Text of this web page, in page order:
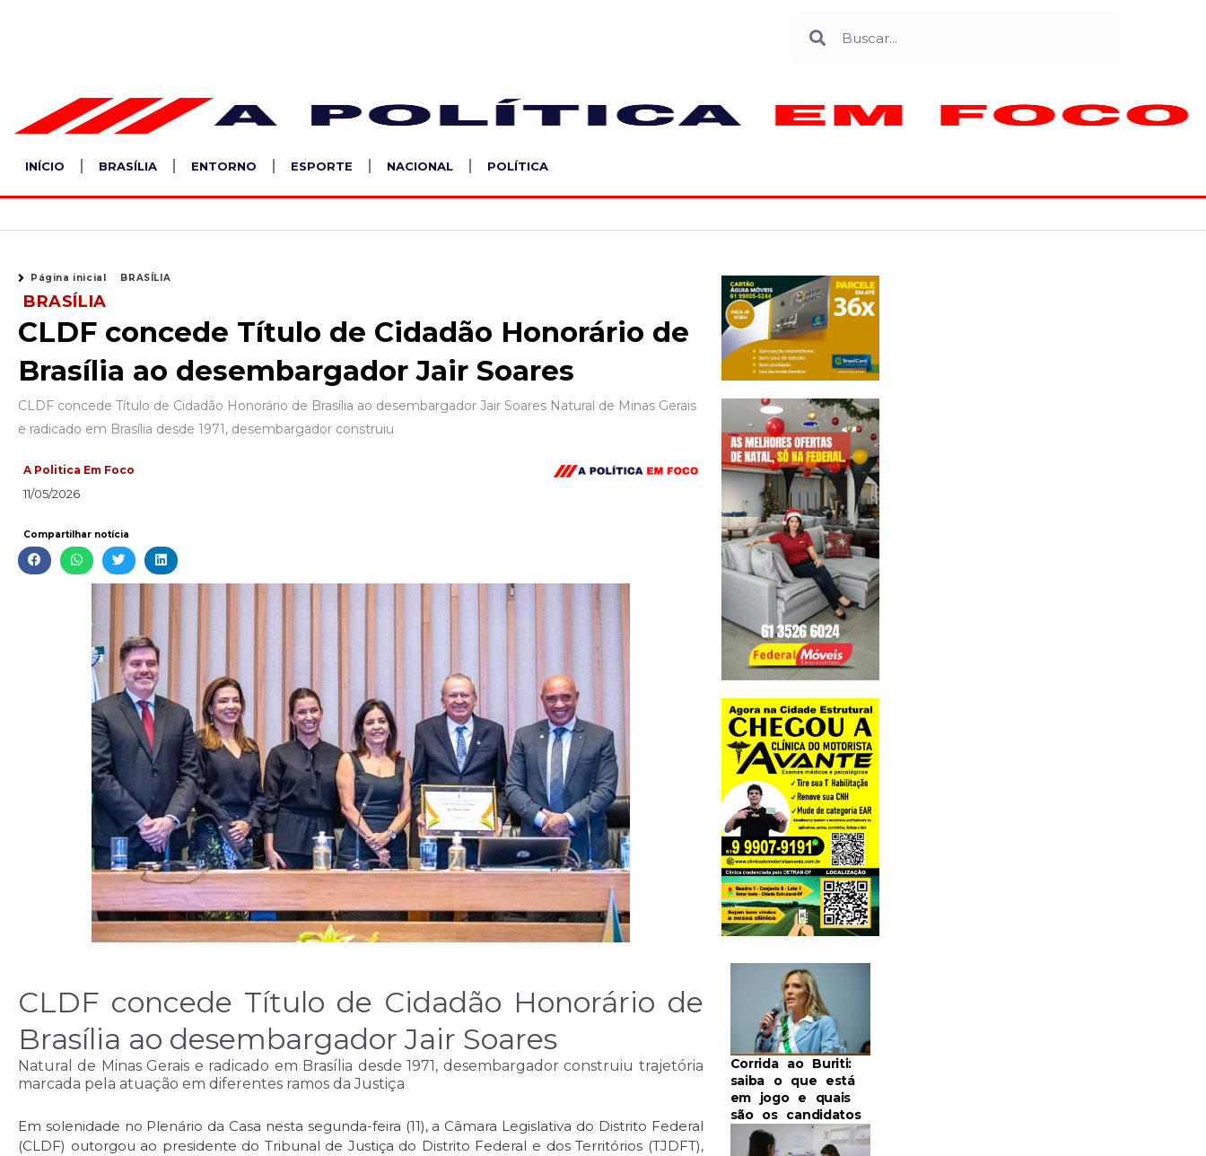
INÍCIO BRASÍLIA ENTORNO ESPORTE NACIONAL POLÍTICA
Página inicial BRASÍLIA
BRASÍLIA
CLDF concede Título de Cidadão Honorário de
Brasília ao desembargador Jair Soares
CLDF concede Título de Cidadão Honorário de Brasília ao desembargador Jair Soares Natural de Minas Gerais
e radicado em Brasília desde 1971, desembargador construiu
A Politica Em Foco
11/05/2026
Compartilhar notícia
CLDF concede Título de Cidadão Honorário de
Brasília ao desembargador Jair Soares
Natural de Minas Gerais e radicado em Brasília desde 1971, desembargador construiu trajetória
marcada pela atuação em diferentes ramos da Justiça
Em solenidade no Plenário da Casa nesta segunda-feira (11), a Câmara Legislativa do Distrito Federal
(CLDF) outorgou ao presidente do Tribunal de Justiça do Distrito Federal e dos Territórios (TJDFT),
Corrida ao Buriti:
saiba o que está
em jogo e quais
são os candidatos